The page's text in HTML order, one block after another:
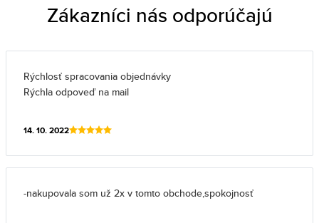
Zákazníci nás odporúčajú
Rýchlosť spracovania objednávky
Rýchla odpoveď na mail
14. 10. 2022
-nakupovala som už 2x v tomto obchode,spokojnosť